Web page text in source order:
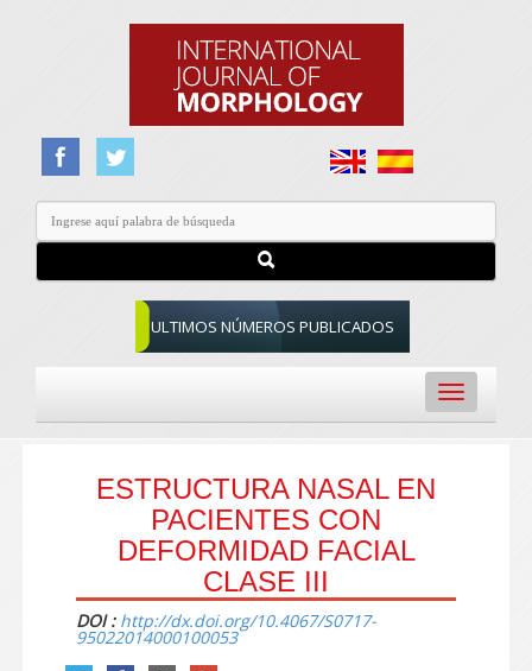
ULTIMOS NÚMEROS PUBLICADOS
Toggle
navigation
ESTRUCTURA NASAL EN
PACIENTES CON
DEFORMIDAD FACIAL
CLASE III
DOI : http://dx.doi.org/10.4067/S0717-
95022014000100053